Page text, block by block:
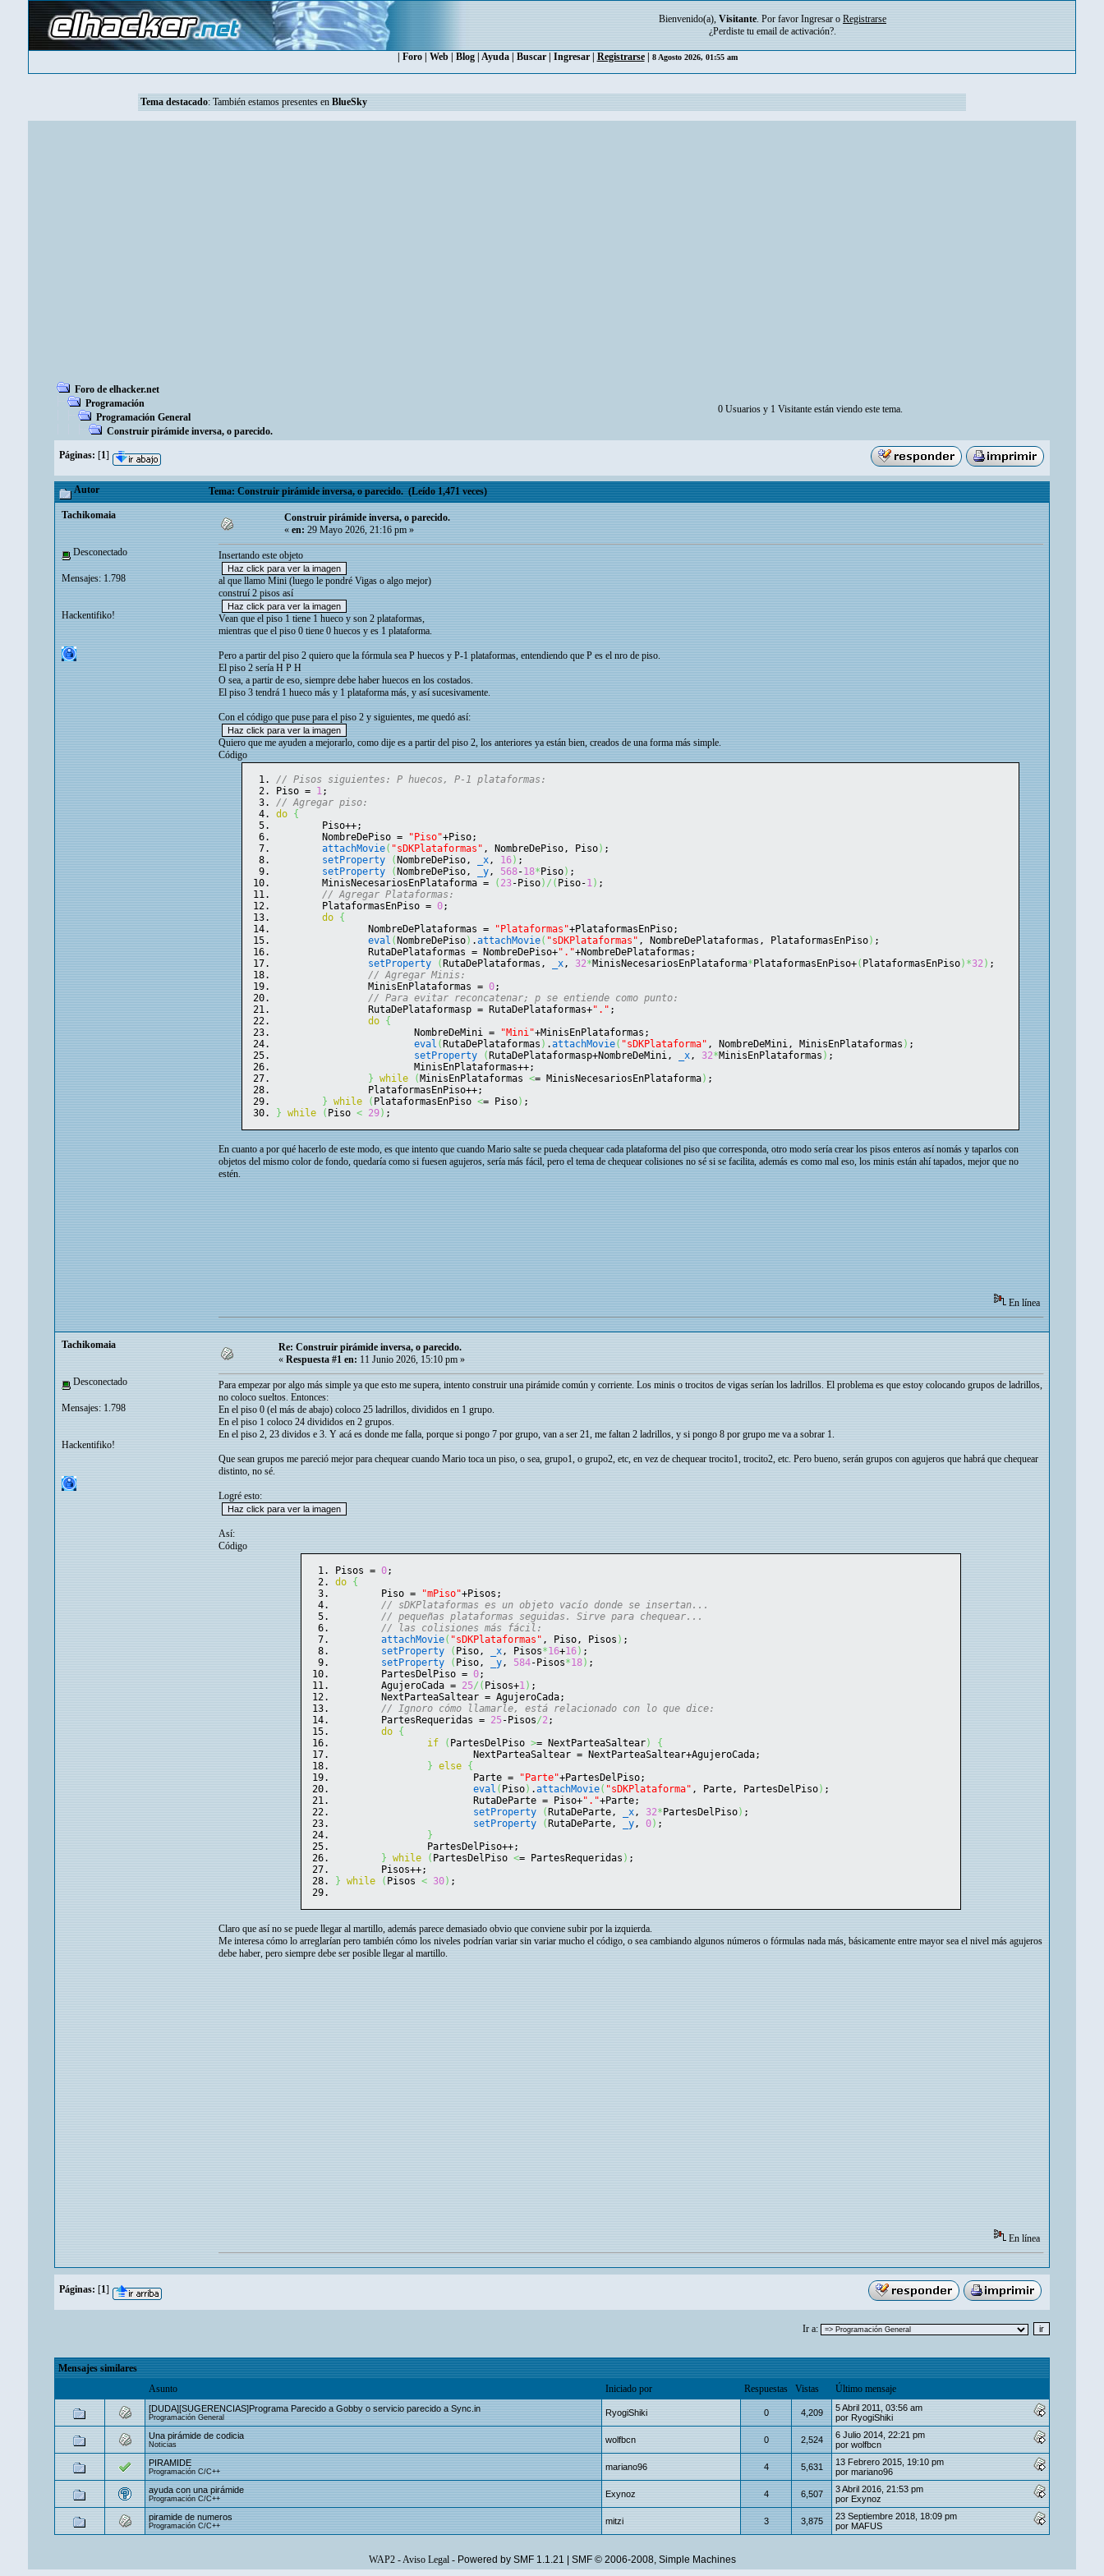
Bienvenido(a), Visitante. Por favor Ingresar o Registrarse
¿Perdiste tu email de activación?.
Foro| Web| Blog| Ayuda| Buscar| Ingresar| Registrarse| 8 Agosto 2026, 01:55 am
Tema destacado: También estamos presentes en BlueSky
Foro de elhacker.net
Programación
Programación General
Construir pirámide inversa, o parecido.
0 Usuarios y 1 Visitante están viendo este tema.
Páginas: [1]
Autor Tema: Construir pirámide inversa, o parecido. (Leído 1,471 veces)
Tachikomaia
Desconectado
Mensajes: 1.798
Hackentifiko!
Construir pirámide inversa, o parecido.
«en:29 Mayo 2026, 21:16 pm »
Insertando este objeto
al que llamo Mini (luego le pondré Vigas o algo mejor)
construí 2 pisos así
Vean que el piso 1 tiene 1 hueco y son 2 plataformas,
mientras que el piso 0 tiene 0 huecos y es 1 plataforma.
Pero a partir del piso 2 quiero que la fórmula sea P huecos y P-1 plataformas, entendiendo que P es el nro de piso.
El piso 2 sería H P H
O sea, a partir de eso, siempre debe haber huecos en los costados.
El piso 3 tendrá 1 hueco más y 1 plataforma más, y así sucesivamente.
Con el código que puse para el piso 2 y siguientes, me quedó así:
Quiero que me ayuden a mejorarlo, como dije es a partir del piso 2, los anteriores ya están bien, creados de una forma más simple.
Código
// Pisos siguientes: P huecos, P-1 plataformas:
Piso = 1;
// Agregar piso:
do {
	Piso++;
	NombreDePiso =
"Piso"+Piso;
attachMovie( "sDKPlataformas" , NombreDePiso, Piso) ;
setProperty
( NombreDePiso, _x, 16) ;
setProperty
( NombreDePiso, _y, 568-18* Piso) ;
	MinisNecesariosEnPlataforma =
( 23-Piso) / ( Piso-1) ;
// Agregar Plataformas:
	PlataformasEnPiso =
0;
do {
		NombreDePlataformas =
"Plataformas"+PlataformasEnPiso;
eval ( NombreDePiso) .attachMovie( "sDKPlataformas" , NombreDePlataformas, PlataformasEnPiso) ;
		RutaDePlataformas = NombreDePiso+
"."+NombreDePlataformas;
setProperty
( RutaDePlataformas, _x, 32*MinisNecesariosEnPlataforma* PlataformasEnPiso+( PlataformasEnPiso) *32) ;
// Agregar Minis:
		MinisEnPlataformas =
0;
// Para evitar reconcatenar; p se entiende como punto:
		RutaDePlataformasp = RutaDePlataformas+
"." ;
do {
			NombreDeMini =
"Mini"+MinisEnPlataformas;
eval ( RutaDePlataformas ) .attachMovie( "sDKPlataforma" , NombreDeMini, MinisEnPlataformas ) ;
setProperty
( RutaDePlataformasp+NombreDeMini, _x, 32*MinisEnPlataformas ) ;
			MinisEnPlataformas++;
} while ( MinisEnPlataformas <= MinisNecesariosEnPlataforma) ;
		PlataformasEnPiso++;
} while ( PlataformasEnPiso <= Piso) ;
} while ( Piso < 29) ;
En cuanto a por qué hacerlo de este modo, es que intento que cuando Mario salte se pueda chequear cada plataforma del piso que corresponda, otro modo sería crear los pisos enteros así nomás y taparlos con
objetos del mismo color de fondo, quedaría como si fuesen agujeros, sería más fácil, pero el tema de chequear colisiones no sé si se facilita, además es como mal eso, los minis están ahí tapados, mejor que no
estén.
En línea
Tachikomaia
Desconectado
Mensajes: 1.798
Hackentifiko!
Re: Construir pirámide inversa, o parecido.
« Respuesta #1 en: 11 Junio 2026, 15:10 pm »
Para empezar por algo más simple ya que esto me supera, intento construir una pirámide común y corriente. Los minis o trocitos de vigas serían los ladrillos. El problema es que estoy colocando grupos de ladrillos,
no coloco sueltos. Entonces:
En el piso 0 (el más de abajo) coloco 25 ladrillos, divididos en 1 grupo.
En el piso 1 coloco 24 divididos en 2 grupos.
En el piso 2, 23 dividos e 3. Y acá es donde me falla, porque si pongo 7 por grupo, van a ser 21, me faltan 2 ladrillos, y si pongo 8 por grupo me va a sobrar 1.
Que sean grupos me pareció mejor para chequear cuando Mario toca un piso, o sea, grupo1, o grupo2, etc, en vez de chequear trocito1, trocito2, etc. Pero bueno, serán grupos con agujeros que habrá que chequear
distinto, no sé.
Logré esto:
Así:
Código
Pisos = 0;
do
{
	Piso =
"mPiso"+Pisos;
// sDKPlataformas es un objeto vacío donde se insertan...
// pequeñas plataformas seguidas. Sirve para chequear...
// las colisiones más fácil:
attachMovie( "sDKPlataformas" , Piso, Pisos ) ;
setProperty
( Piso, _x, Pisos*16+16) ;
setProperty
( Piso, _y, 584-Pisos*18) ;
	PartesDelPiso =
0;
	AgujeroCada =
25/ ( Pisos+1) ;
	NextParteaSaltear = AgujeroCada;
// Ignoro cómo llamarle, está relacionado con lo que dice:
	PartesRequeridas =
25-Pisos/2;
do
{
if
( PartesDelPiso >= NextParteaSaltear)
{
			NextParteaSaltear = NextParteaSaltear+AgujeroCada;
} else
{
			Parte =
"Parte"+PartesDelPiso;
eval ( Piso) .attachMovie( "sDKPlataforma" , Parte, PartesDelPiso) ;
			RutaDeParte = Piso+
"."+Parte;
setProperty
( RutaDeParte, _x, 32* PartesDelPiso) ;
setProperty
( RutaDeParte, _y, 0) ;
}
		PartesDelPiso++;
} while ( PartesDelPiso <= PartesRequeridas ) ;
	Pisos++;
} while ( Pisos < 30) ;
Claro que así no se puede llegar al martillo, además parece demasiado obvio que conviene subir por la izquierda.
Me interesa cómo lo arreglarían pero también cómo los niveles podrían variar sin variar mucho el código, o sea cambiando algunos números o fórmulas nada más, básicamente entre mayor sea el nivel más agujeros
debe haber, pero siempre debe ser posible llegar al martillo.
En línea
Páginas: [1]
Ir a:
Mensajes similares
Asunto
Iniciado por Respuestas Vistas Último mensaje
[DUDA][SUGERENCIAS]Programa Parecido a Gobby o servicio parecido a Sync.in
Programación General RyogiShiki 0 4,209
5 Abril 2011, 03:56 am
por RyogiShiki
Una pirámide de codicia
Noticias wolfbcn 0 2,524
6 Julio 2014, 22:21 pm
por wolfbcn
PIRAMIDE
Programación C/C++ mariano96 4 5,631
13 Febrero 2015, 19:10 pm
por mariano96
ayuda con una pirámide
Programación C/C++ Exynoz 4 6,507
3 Abril 2016, 21:53 pm
por Exynoz
piramide de numeros
Programación C/C++ mitzi 3 3,875
23 Septiembre 2018, 18:09 pm
por MAFUS
WAP2-Aviso Legal- Powered by SMF 1.1.21 SMF © 2006-2008, Simple Machines